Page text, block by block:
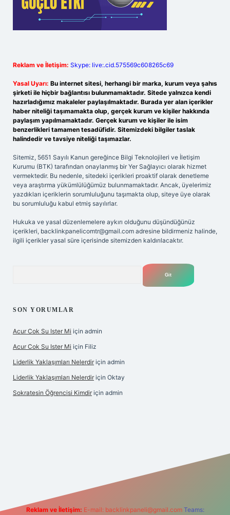
Reklam ve İletişim: Skype: live:.cid.575569c608265c69
Yasal Uyarı: Bu internet sitesi, herhangi bir marka, kurum veya şahıs
şirketi ile hiçbir bağlantısı bulunmamaktadır. Sitede yalnızca kendi
hazırladığımız makaleler paylaşılmaktadır. Burada yer alan içerikler
haber niteliği taşımamakta olup, gerçek kurum ve kişiler hakkında
paylaşım yapılmamaktadır. Gerçek kurum ve kişiler ile isim
benzerlikleri tamamen tesadüfidir. Sitemizdeki bilgiler taslak
halindedir ve tavsiye niteliği taşımazlar.
Sitemiz, 5651 Sayılı Kanun gereğince Bilgi Teknolojileri ve İletişim
Kurumu (BTK) tarafından onaylanmış bir Yer Sağlayıcı olarak hizmet
vermektedir. Bu nedenle, sitedeki içerikleri proaktif olarak denetleme
veya araştırma yükümlülüğümüz bulunmamaktadır. Ancak, üyelerimiz
yazdıkları içeriklerin sorumluluğunu taşımakta olup, siteye üye olarak
bu sorumluluğu kabul etmiş sayılırlar.
Hukuka ve yasal düzenlemelere aykırı olduğunu düşündüğünüz
içerikleri, backlinkpanelicomtr@gmail.com adresine bildirmeniz halinde,
ilgili içerikler yasal süre içerisinde sitemizden kaldırılacaktır.
SON YORUMLAR
Acur Cok Su Ister Mi için admin
Acur Cok Su Ister Mi için Filiz
Liderlik Yaklaşımları Nelerdir için admin
Liderlik Yaklaşımları Nelerdir için Oktay
Sokratesin Öğrencisi Kimdir için admin
Reklam ve İletişim: E-mail: backlinkpaneli@gmail.com Teams: